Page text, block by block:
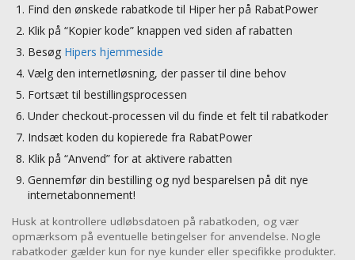
Find den ønskede rabatkode til Hiper her på RabatPower
Klik på “Kopier kode” knappen ved siden af rabatten
Besøg Hipers hjemmeside
Vælg den internetløsning, der passer til dine behov
Fortsæt til bestillingsprocessen
Under checkout-processen vil du finde et felt til rabatkoder
Indsæt koden du kopierede fra RabatPower
Klik på “Anvend” for at aktivere rabatten
Gennemfør din bestilling og nyd besparelsen på dit nye
internetabonnement!
Husk at kontrollere udløbsdatoen på rabatkoden, og vær
opmærksom på eventuelle betingelser for anvendelse. Nogle
rabatkoder gælder kun for nye kunder eller specifikke produkter.